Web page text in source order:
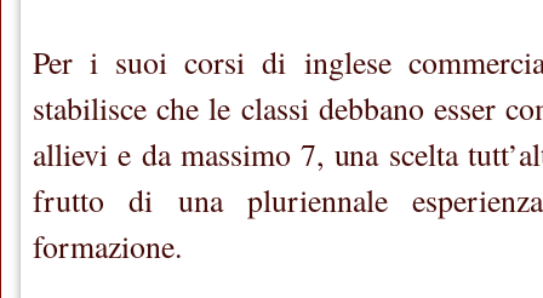
Per i suoi corsi di inglese
stabilisce che le classi debbano esser
allievi e da massimo 7, una scelta
frutto di una pluriennale
formazione.